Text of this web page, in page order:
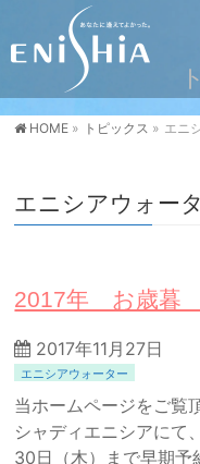
HOME » トピックス » エニ
エニシアウォー
2017年 お歳暮
2017年11月27日
エニシアウォーター
当ホームページをご覧
シャディエニシアにて
30日（木）まで早期予